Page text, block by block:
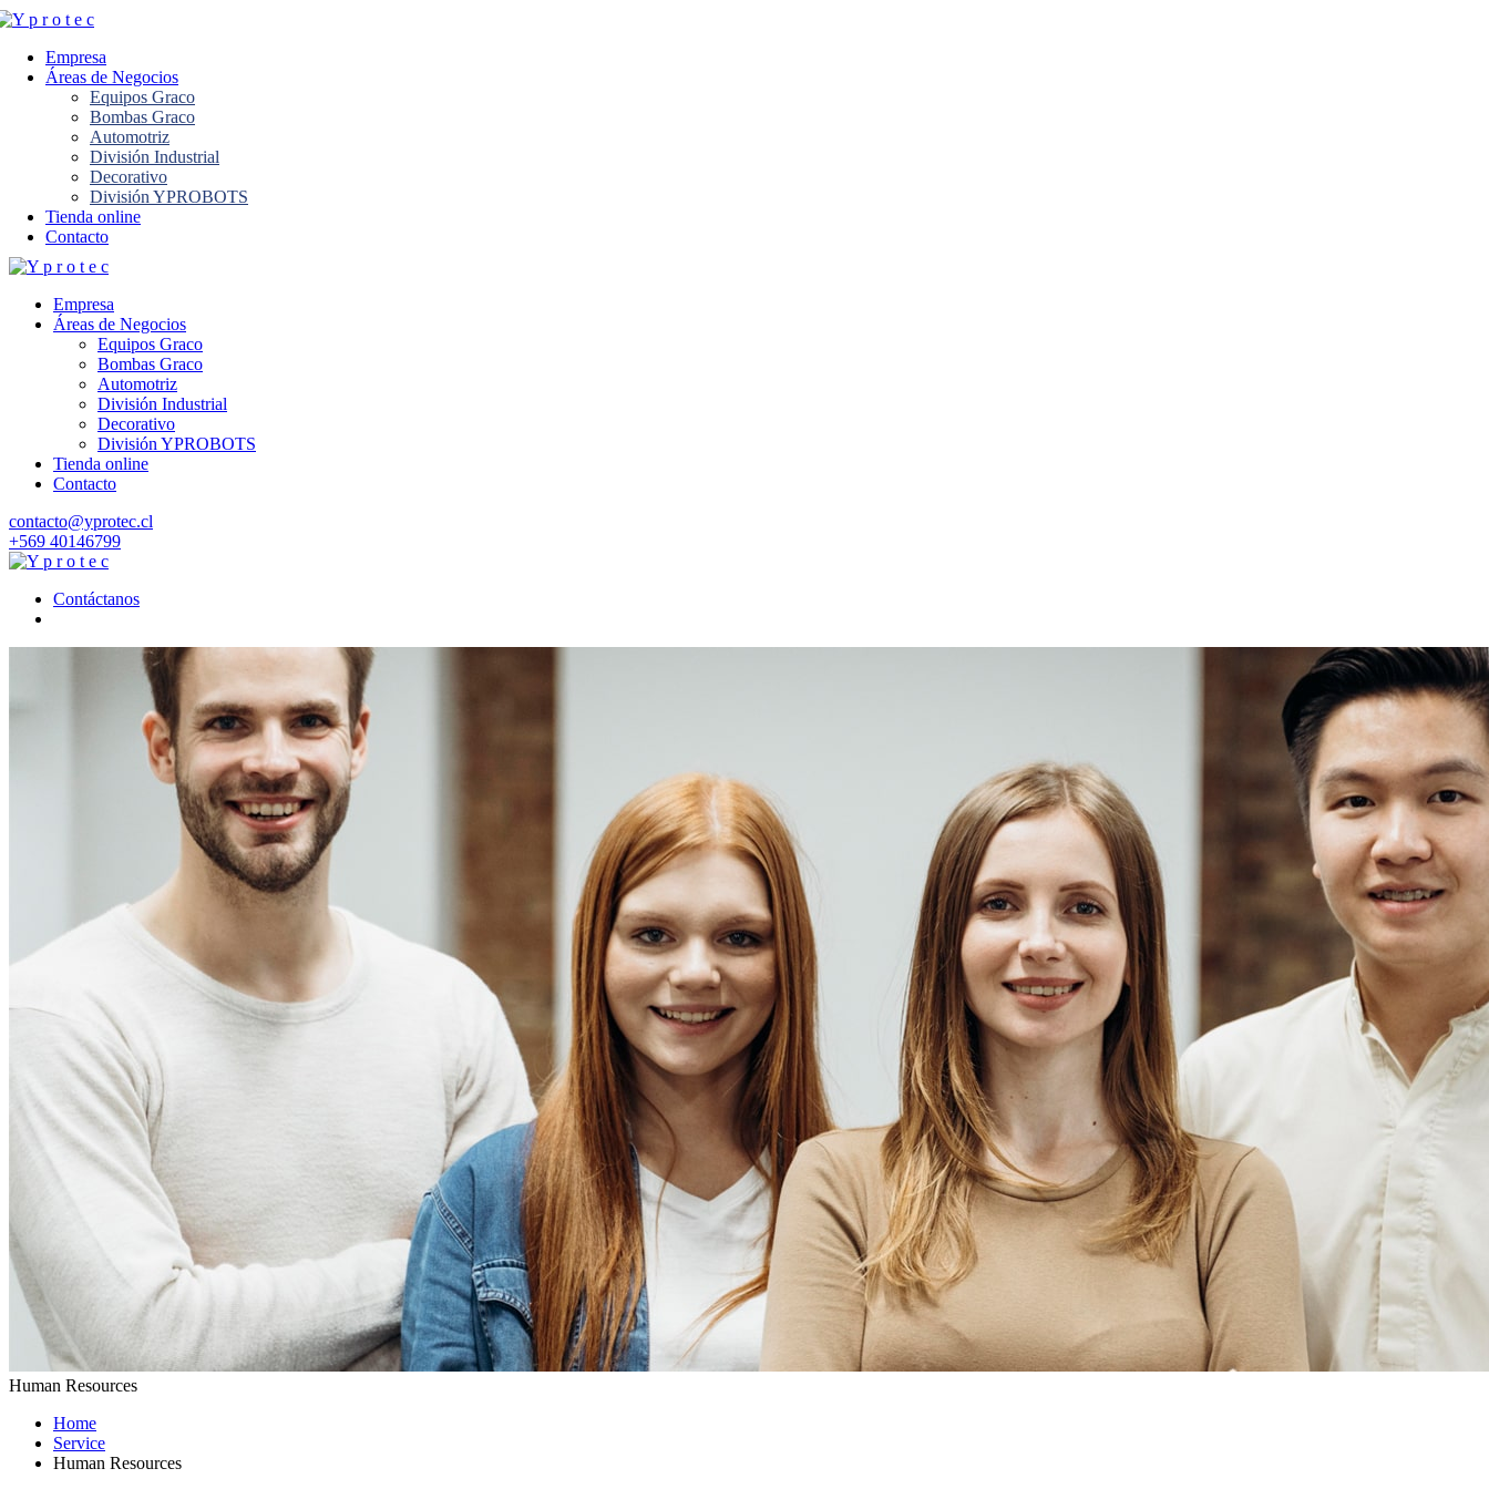
Empresa
Áreas de Negocios
Equipos Graco
Bombas Graco
Automotriz
División Industrial
Decorativo
División YPROBOTS
Tienda online
Contacto
Empresa
Áreas de Negocios
Equipos Graco
Bombas Graco
Automotriz
División Industrial
Decorativo
División YPROBOTS
Tienda online
Contacto
contacto@yprotec.cl
+569 40146799
Contáctanos
Human Resources
Home
Service
Human Resources